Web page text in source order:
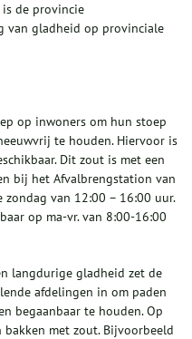
is de provincie
van gladheid op provinciale
op inwoners om hun stoep
te houden. Hiervoor is
Dit zout is met een
bij het Afvalbrengstation van
zondag van 12:00 – 16:00 uur.
op ma-vr. van 8:00-16:00
langdurige gladheid zet de
afdelingen in om paden
begaanbaar te houden. Op
met zout. Bijvoorbeeld